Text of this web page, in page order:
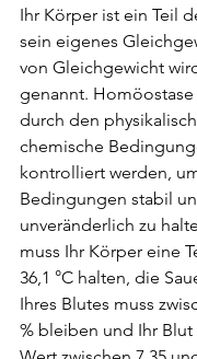
Ihr Körper ist ein Teil
sein eigenes
von Gleichgewicht
genannt. Homöostase
durch den
chemische
kontrolliert werden,
Bedingungen stabil
unveränderlich zu
muss Ihr Körper eine
36,1 °C halten, die
Ihres Blutes muss
% bleiben und Ihr